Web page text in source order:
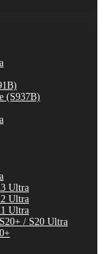
(S937B)
Ultra
Ultra
Ultra
/ S20 Ultra